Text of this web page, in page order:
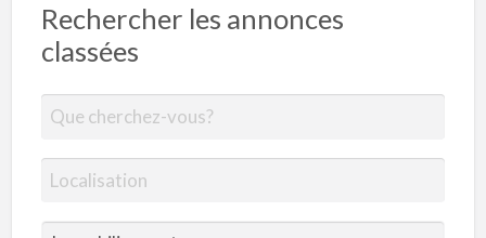
Rechercher les annonces
classées